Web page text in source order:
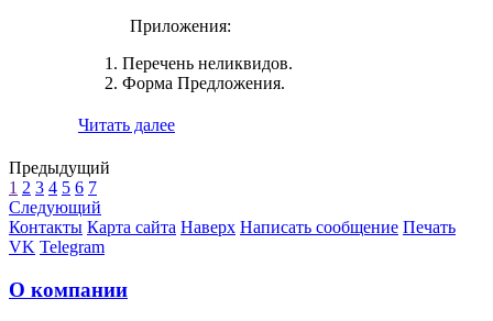
Приложения:
Перечень неликвидов.
Форма Предложения.
Читать далее
Предыдущий
1 2 3 4 5 6 7
Следующий
Контакты Карта сайта Наверх Написать сообщение Печать
VK Telegram
О компании